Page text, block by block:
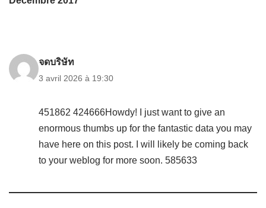
จดบริษัท
3 avril 2026 à 19:30
451862 424666Howdy! I just want to give an
enormous thumbs up for the fantastic data you may
have here on this post. I will likely be coming back
to your weblog for more soon. 585633